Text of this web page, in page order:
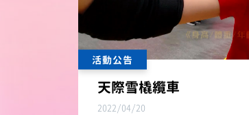
活動公告
天際雪橇纜車
2022/04/20